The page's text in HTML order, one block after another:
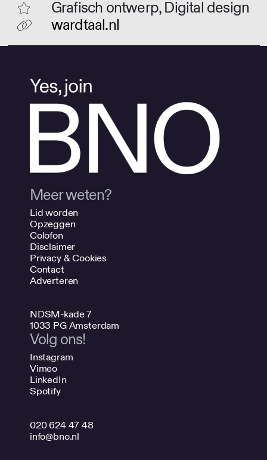
Grafisch ontwerp, Digital design
wardtaal.nl
Meer weten?
Lid worden
Opzeggen
Colofon
Disclaimer
Privacy & Cookies
Contact
Adverteren
NDSM-kade 7
1033 PG Amsterdam
Volg ons!
Instagram
Vimeo
LinkedIn
Spotify
020 624 47 48
info@bno.nl